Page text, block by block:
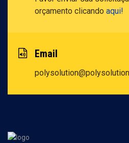
orçamento clicando aqui!
Email